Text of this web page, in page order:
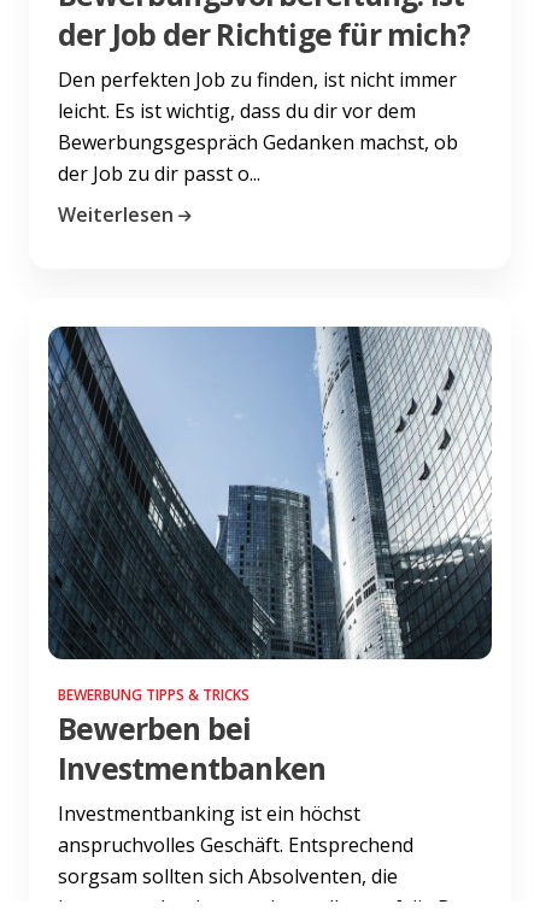
der Job der Richtige für mich?
Den perfekten Job zu finden, ist nicht immer
leicht. Es ist wichtig, dass du dir vor dem
Bewerbungsgespräch Gedanken machst, ob
der Job zu dir passt o...
Weiterlesen
BEWERBUNG TIPPS & TRICKS
Bewerben bei
Investmentbanken
Investmentbanking ist ein höchst
anspruchvolles Geschäft. Entsprechend
sorgsam sollten sich Absolventen, die
Investmentbanker werden wollen, auf die B...